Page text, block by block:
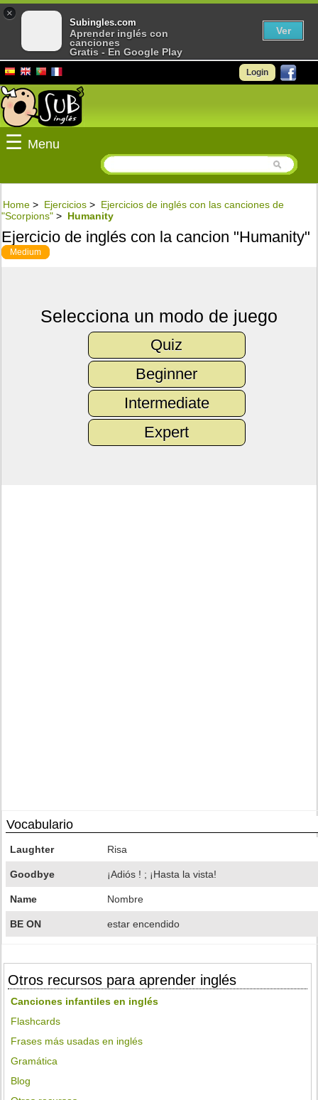
Login
☰ Menu
Home > Ejercicios > Ejercicios de inglés con las canciones de
"Scorpions" > Humanity
Ejercicio de inglés con la cancion "Humanity"
Medium
Selecciona un modo de juego
Quiz
Beginner
Intermediate
Expert
Vocabulario
Laughter Risa
Goodbye ¡Adiós ! ; ¡Hasta la vista!
Name Nombre
BE ON estar encendido
Otros recursos para aprender inglés
Canciones infantiles en inglés
Flashcards
Frases más usadas en inglés
Gramática
Blog
×
Subingles.com
Aprender inglés con
canciones
Gratis - En Google Play
Ver